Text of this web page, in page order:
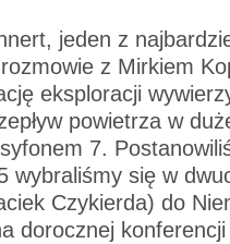
jeden z
z Mirkiem
eksploracji
powietrza w
7.
wybraliśmy się w
Czykierda) do
dorocznej